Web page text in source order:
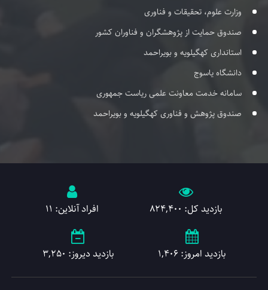
وزارت علوم، تحقیقات و فناوری
صندوق حمایت از پژوهشگران و فناوران کشور
استانداری کهگیلویه و بویراحمد
دانشگاه یاسوج
سامانه خدمت معاونت علمی ریاست جمهوری
صندوق پژوهش و فناوری کهگیلویه و بویراحمد
بازدید کل: 824,400 افراد آنلاین: 11
بازدید امروز: 1,406 بازدید دیروز: 3,250